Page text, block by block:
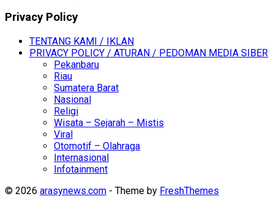
Privacy Policy
TENTANG KAMI / IKLAN
PRIVACY POLICY / ATURAN / PEDOMAN MEDIA SIBER
Pekanbaru
Riau
Sumatera Barat
Nasional
Religi
Wisata – Sejarah – Mistis
Viral
Otomotif – Olahraga
Internasional
Infotainment
© 2026 arasynews.com - Theme by FreshThemes